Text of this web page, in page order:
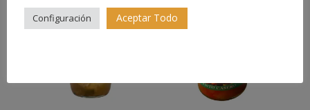
Configuración Aceptar Todo